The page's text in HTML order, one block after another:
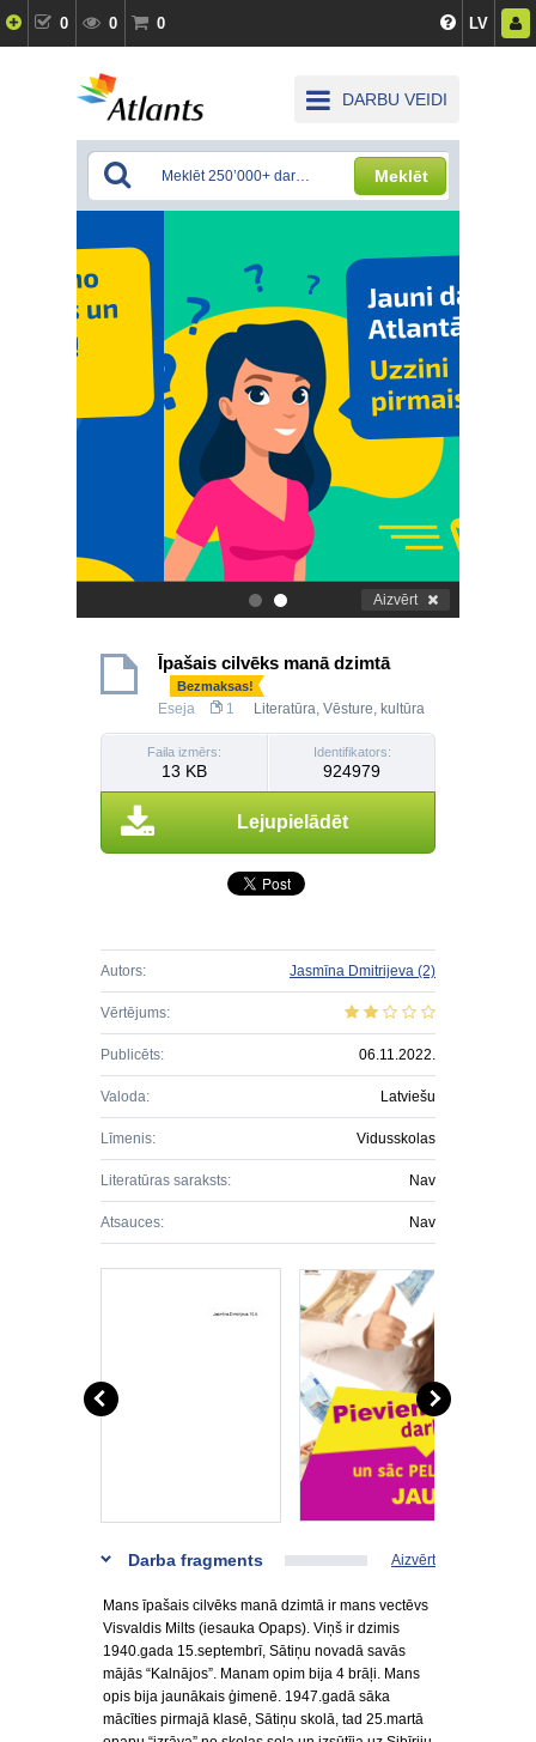
0 0 0 LV
DARBU VEIDI
Meklēt
. Aizvērt
Īpašais cilvēks manā dzimtā
Bezmaksas!
Eseja 1 Literatūra, Vēsture, kultūra
Faila izmērs:
13 KB
Identifikators:
924979
Lejupielādēt
Autors: Jasmīna Dmitrijeva (2)
Vērtējums:
Publicēts: 06.11.2022.
Valoda: Latviešu
Līmenis: Vidusskolas
Literatūras saraksts: Nav
Atsauces: Nav
Darba fragments Aizvērt
Mans īpašais cilvēks manā dzimtā ir mans vectēvs
Visvaldis Milts (iesauka Opaps). Viņš ir dzimis
1940.gada 15.septembrī, Sātiņu novadā savās
mājās “Kalnājos”. Manam opim bija 4 brāļi. Mans
opis bija jaunākais ģimenē. 1947.gadā sāka
mācīties pirmajā klasē, Sātiņu skolā, tad 25.martā